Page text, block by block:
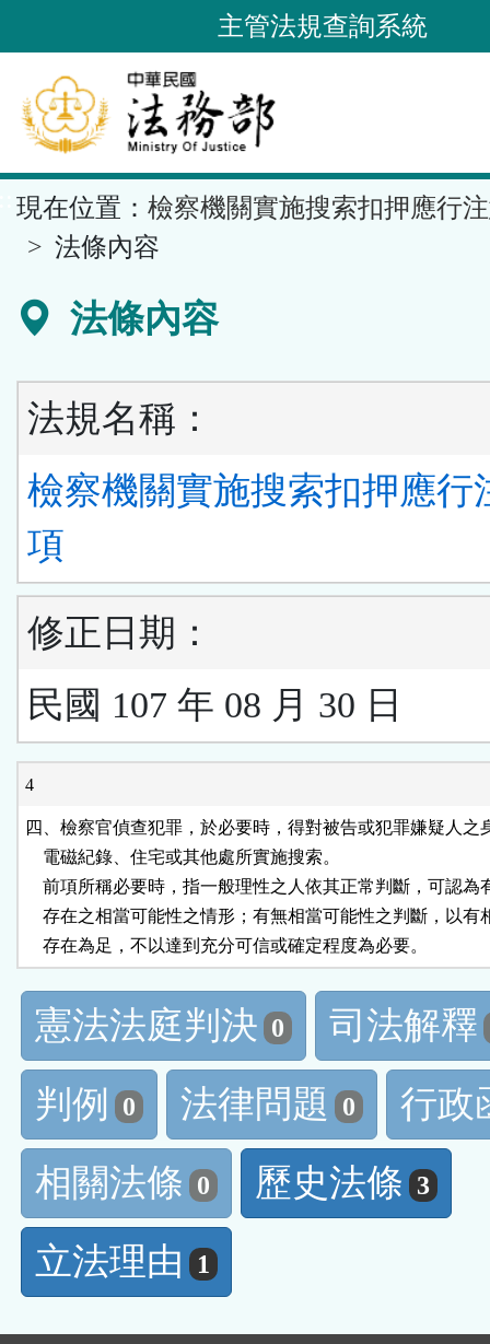
到
要
內
容
區
塊
主管法規查詢系統
現在位置： 檢察機關實施搜索扣押應行
法條內容
法條內容
法規名稱：
檢察機關實施搜索扣押應行
項
修正日期：
民國 107 年 08 月 30 日
4
四、檢察官偵查犯罪，於必要時，得對被告或犯罪嫌疑人之
    電磁紀錄、住宅或其他處所實施搜索。
前項所稱必要時，指一般理性之人依其正常判斷，可認為
存在之相當可能性之情形；有無相當可能性之判斷，以有
    存在為足，不以達到充分可信或確定程度為必要。
憲法法庭判決 0
司法解釋
判例
0 法律問題 0
行政
相關法條 0 歷史法條 3
立法理由 1